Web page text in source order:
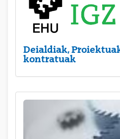
Deialdiak,
kontratuak